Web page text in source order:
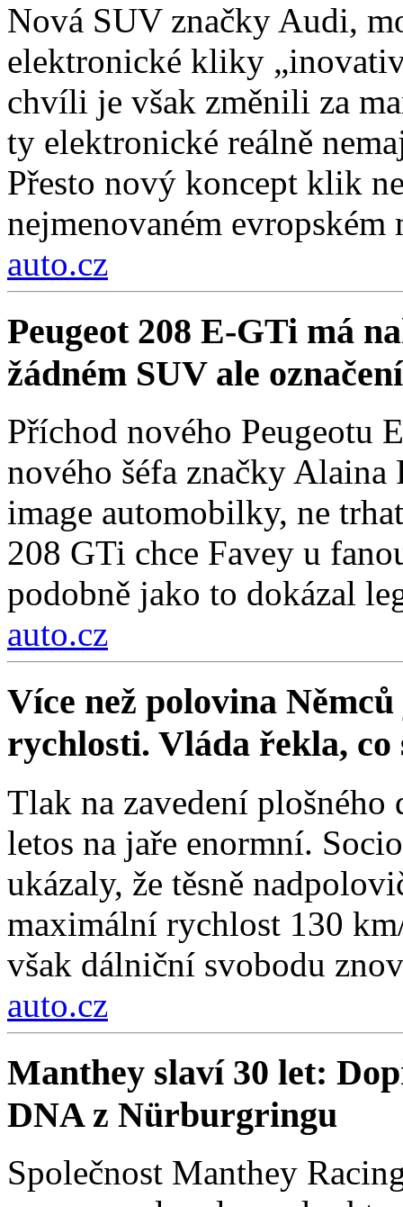
Nová SUV značky Audi,
elektronické kliky
chvíli je však změnili za
ty elektronické reálně
Přesto nový koncept klik
nejmenovaném evropském
auto.cz
Peugeot 208 E-GTi má
žádném SUV ale
Příchod nového Peugeotu
nového šéfa značky
image automobilky, ne
208 GTi chce Favey u
podobně jako to dokázal
auto.cz
Více než polovina
rychlosti. Vláda řekla, co
Tlak na zavedení
letos na jaře enormní.
ukázaly, že těsně
maximální rychlost 130
však dálniční svobodu
auto.cz
Manthey slaví 30 let:
DNA z Nürburgringu
Společnost Manthey